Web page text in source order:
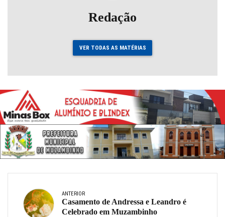
Redação
VER TODAS AS MATÉRIAS
ANTERIOR
Casamento de Andressa e Leandro é
Celebrado em Muzambinho